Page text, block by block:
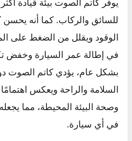
كفاءة استهلاك الوقود.
وبالإضافة إلى اختيار النوع
الدورية ضرورية لضمان الأداء
يُنصح بفحص الكاتم كل فترة
صدأ أو تلف، حيث تؤثر هذه
النظام ككل. يمكن أن تساعد
الصدأ والتثبيت الجيد للأجزاء في